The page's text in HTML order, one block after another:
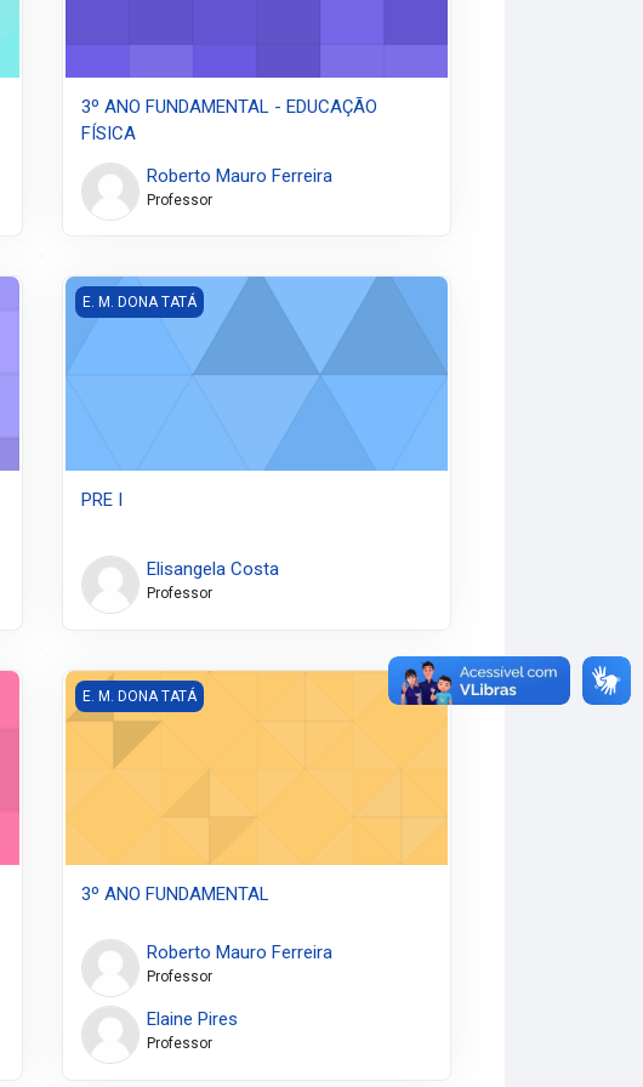
3º ANO FUNDAMENTAL - EDUCAÇÃO
FÍSICA
Roberto Mauro Ferreira
Professor
PRE I
E. M. DONA TATÁ
PRE I
Elisangela Costa
Professor
3º ANO FUNDAMENTAL
E. M. DONA TATÁ
3º ANO FUNDAMENTAL
Roberto Mauro Ferreira
Professor
Elaine Pires
Professor